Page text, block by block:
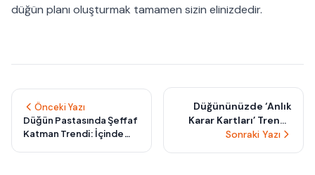
düğün planı oluşturmak tamamen sizin elinizdedir.
Önceki Yazı
Düğün Pastasında Şeffaf
Katman Trendi: İçinde
Sonraki Yazı
Düğününüzde ‘Anlık
Karar Kartları’ Trendi:
Misafirlerin Seçtiği